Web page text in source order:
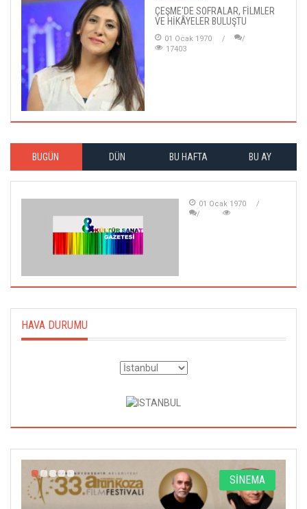
ÇEŞME'DE SOFRALAR, FİLMLER
VE HİKÂYELER BULUŞTU
01 Ocak 1970
17403
BUGÜN DÜN BU HAFTA BU AY
01 Ocak 1970
HAVA DURUMU
SİNEMA